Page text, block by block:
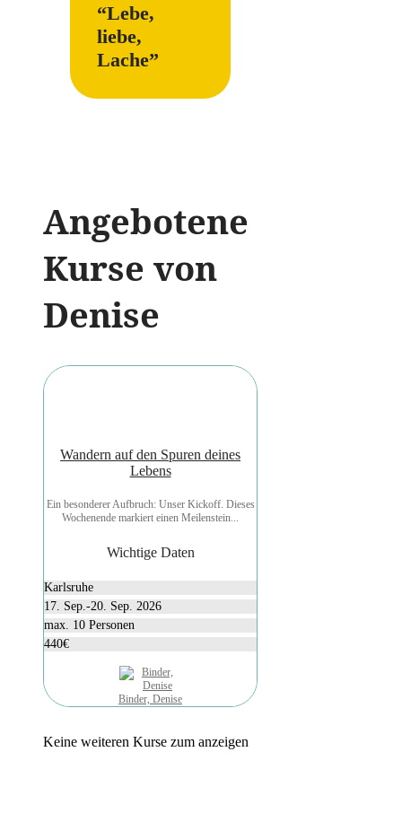
“Lebe,
liebe,
Lache”
Angebotene
Kurse von
Denise
Wandern auf den Spuren deines
Lebens
Ein besonderer Aufbruch: Unser Kickoff. Dieses
Wochenende markiert einen Meilenstein...
Wichtige Daten
Karlsruhe
17. Sep.-20. Sep. 2026
max. 10 Personen
440€
Binder, Denise
Keine weiteren Kurse zum anzeigen